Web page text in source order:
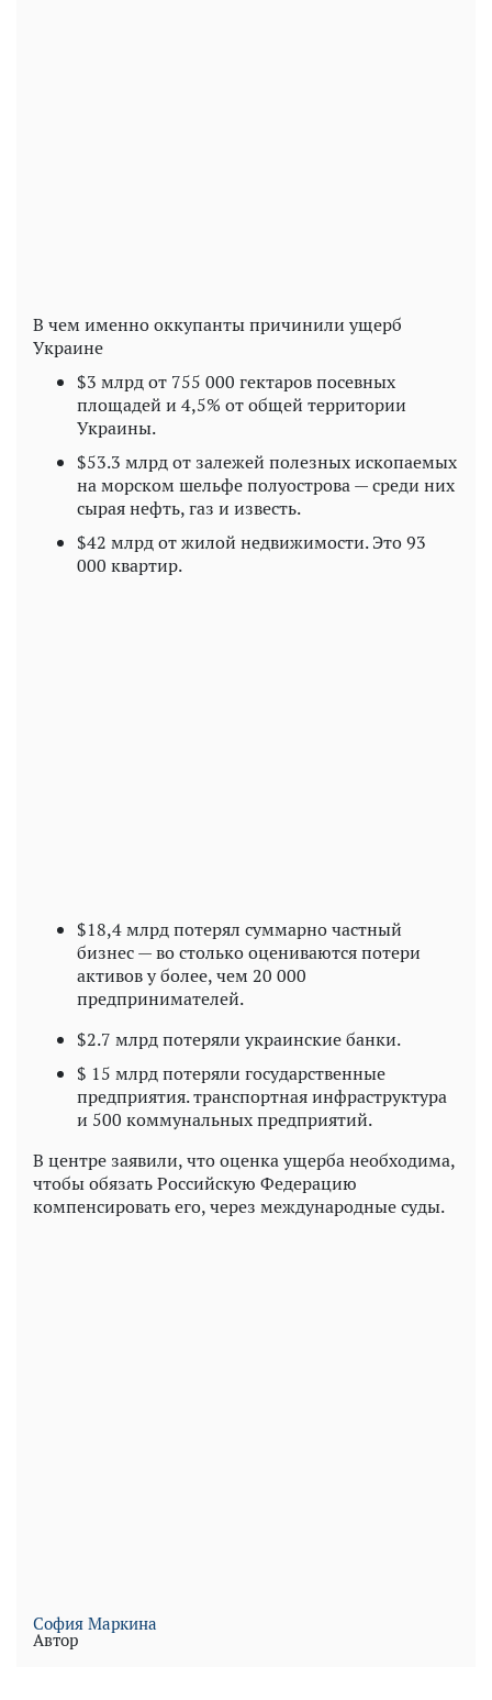
В чем именно оккупанты причинили ущерб
Украине
$3 млрд от 755 000 гектаров посевных
площадей и 4,5% от общей территории
Украины.
$53.3 млрд от залежей полезных ископаемых
на морском шельфе полуострова — среди них
сырая нефть, газ и известь.
$42 млрд от жилой недвижимости. Это 93
000 квартир.
$18,4 млрд потерял суммарно частный
бизнес — во столько оцениваются потери
активов у более, чем 20 000
предпринимателей.
$2.7 млрд потеряли украинские банки.
$ 15 млрд потеряли государственные
предприятия. транспортная инфраструктура
и 500 коммунальных предприятий.
В центре заявили, что оценка ущерба необходима,
чтобы обязать Российскую Федерацию
компенсировать его, через международные суды.
София Маркина
Автор